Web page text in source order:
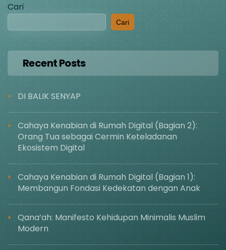
Cari
Cari
Recent Posts
DI BALIK SENYAP
Cahaya Kenabian di Rumah Digital (Bagian 2):
Orang Tua sebagai Cermin Keteladanan
Ekosistem Digital
Cahaya Kenabian di Rumah Digital (Bagian 1):
Membangun Fondasi Kedekatan dengan Anak
Qana’ah: Manifesto Kehidupan Minimalis Muslim
Modern